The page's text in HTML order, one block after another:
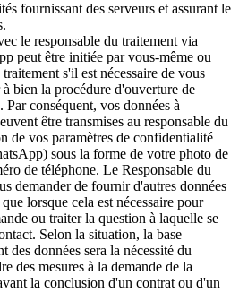
fournissant des serveurs et assurant le
le responsable du traitement via
peut être initiée par vous-même ou
s'il est nécessaire de vous
bien la procédure d'ouverture de
conséquent, vos données à
être transmises au responsable du
de vos paramètres de confidentialité
sous la forme de votre photo de
de téléphone. Le Responsable du
demander de fournir d'autres données
lorsque cela est nécessaire pour
ou traiter la question à laquelle se
Selon la situation, la base
des données sera la nécessité du
des mesures à la demande de la
la conclusion d'un contrat ou d'un